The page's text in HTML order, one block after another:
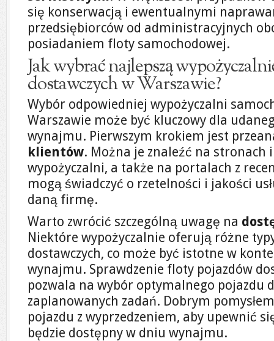
się konserwacją i ewentualnymi
przedsiębiorców od administracyjnych
posiadaniem floty samochodowej.
Jak wybrać najlepszą
dostawczych w Warszawie?
Wybór odpowiedniej wypożyczalni
Warszawie może być kluczowy dla
wynajmu. Pierwszym krokiem jest
klientów. Można je znaleźć na stronach
wypożyczalni, a także na portalach z
mogą świadczyć o rzetelności i jakości
daną firmę.
Warto zwrócić szczególną uwagę na
Niektóre wypożyczalnie oferują różne
dostawczych, co może być istotne w
wynajmu. Sprawdzenie floty pojazdów
pozwala na wybór optymalnego pojazdu
zaplanowanych zadań. Dobrym
pojazdu z wyprzedzeniem, aby upewnić
będzie dostępny w dniu wynajmu.